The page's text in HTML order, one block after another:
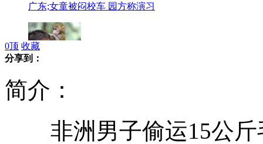
广东;女童被闷校车 园方称演习
福建一官员涉强奸幼女 拍裸照要挟
0顶 收藏
分享到：
简介：
非洲男子偷运15公斤